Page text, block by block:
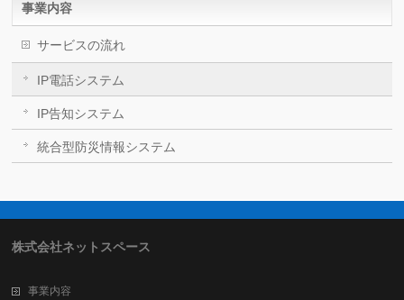
事業内容
サービスの流れ
IP電話システム
IP告知システム
統合型防災情報システム
株式会社ネットスペース
事業内容